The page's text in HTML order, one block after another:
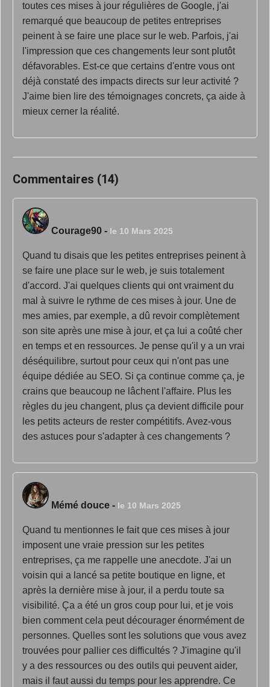
toutes ces mises à jour régulières de Google, j'ai
remarqué que beaucoup de petites entreprises
peinent à se faire une place sur le web. Parfois, j'ai
l'impression que ces changements leur sont plutôt
défavorables. Est-ce que certains d'entre vous ont
déjà constaté des impacts directs sur leur activité ?
J'aime bien lire des témoignages concrets, ça aide à
mieux cerner la réalité.
Commentaires (14)
Courage90 - le 10 Mars 2025
Quand tu disais que les petites entreprises peinent à
se faire une place sur le web, je suis totalement
d'accord. J'ai quelques clients qui ont vraiment du
mal à suivre le rythme de ces mises à jour. Une de
mes amies, par exemple, a dû revoir complètement
son site après une mise à jour, et ça lui a coûté cher
en temps et en ressources. Je pense qu'il y a un vrai
déséquilibre, surtout pour ceux qui n'ont pas une
équipe dédiée au SEO. Si ça continue comme ça, je
crains que beaucoup ne lâchent l'affaire. Plus les
règles du jeu changent, plus ça devient difficile pour
les petits acteurs de rester compétitifs. Avez-vous
des astuces pour s'adapter à ces changements ?
Mémé douce - le 10 Mars 2025
Quand tu mentionnes le fait que ces mises à jour
imposent une vraie pression sur les petites
entreprises, ça me rappelle une anecdote. J'ai un
voisin qui a lancé sa petite boutique en ligne, et
après la dernière mise à jour, il a perdu toute sa
visibilité. Ça a été un gros coup pour lui, et je vois
bien comment cela peut décourager énormément de
personnes. Quelles sont les solutions que vous avez
trouvées pour pallier ces difficultés ? J'imagine qu'il
y a des ressources ou des outils qui peuvent aider,
mais il faut aussi du temps pour les apprendre. Ce